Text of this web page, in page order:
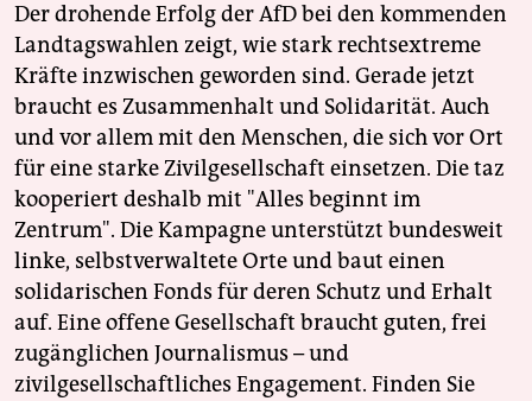
Der drohende Erfolg der AfD bei den kommenden
Landtagswahlen zeigt, wie stark rechtsextreme
Kräfte inzwischen geworden sind. Gerade jetzt
braucht es Zusammenhalt und Solidarität. Auch
und vor allem mit den Menschen, die sich vor Ort
für eine starke Zivilgesellschaft einsetzen. Die taz
kooperiert deshalb mit "Alles beginnt im
Zentrum". Die Kampagne unterstützt bundesweit
linke, selbstverwaltete Orte und baut einen
solidarischen Fonds für deren Schutz und Erhalt
auf. Eine offene Gesellschaft braucht guten, frei
zugänglichen Journalismus – und
zivilgesellschaftliches Engagement. Finden Sie